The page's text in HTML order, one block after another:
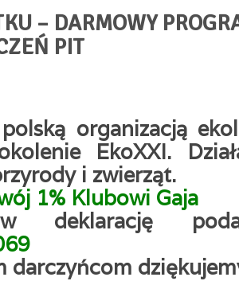
– DARMOWY
PIT
organizacją
EkoXXI.
i zwierząt.
1% Klubowi Gaja
deklarację
darczyńcom